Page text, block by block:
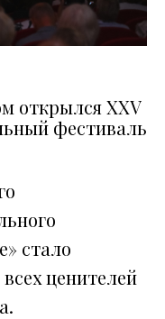
открылся XXV
фестиваль
стало
ценителей